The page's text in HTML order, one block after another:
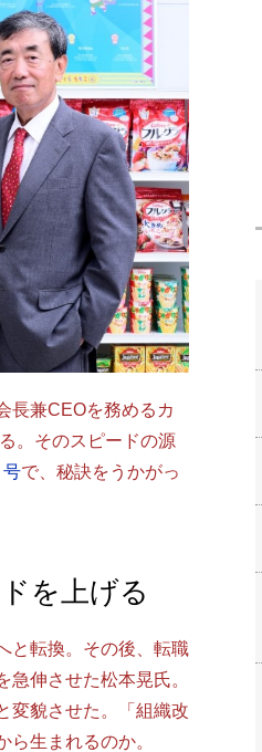
長兼CEOを務めるカ
。そのスピードの源
号で、秘訣をうかがっ
を上げる
と転換。その後、転職
伸させた松本晃氏。
変貌させた。「組織改
生まれるのか。